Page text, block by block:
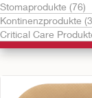
Stomaprodukte (76)
Kontinenzprodukte
Critical Care
Ihre Auswahl:
Treffen Sie links
interessieren.